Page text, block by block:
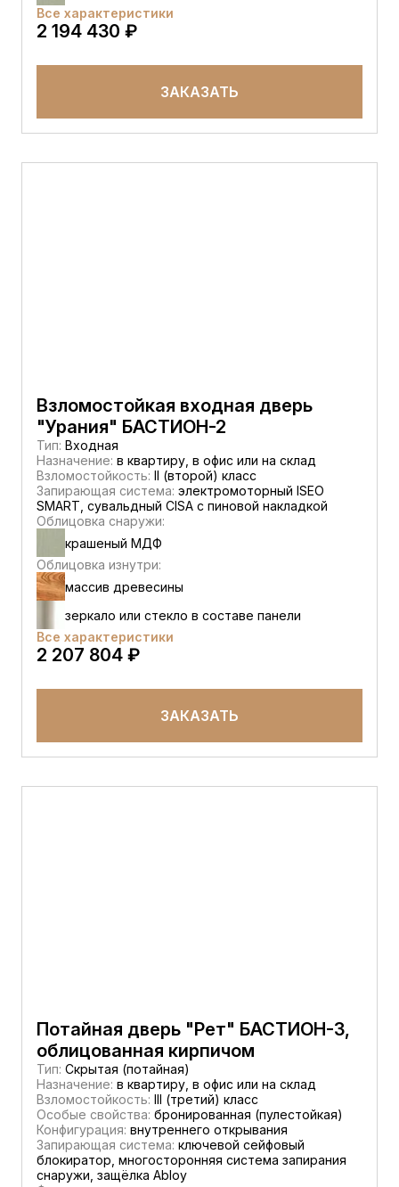
Все характеристики
2 194 430 ₽
ЗАКАЗАТЬ
Взломостойкая входная дверь
"Урания" БАСТИОН-2
Тип: Входная
Назначение: в квартиру, в офис или на склад
Взломостойкость: II (второй) класс
Запирающая система: электромоторный ISEO
SMART, сувальдный CISA c пиновой накладкой
Облицовка снаружи:
крашеный МДФ
Облицовка изнутри:
массив древесины
зеркало или стекло в составе панели
Все характеристики
2 207 804 ₽
ЗАКАЗАТЬ
Потайная дверь "Рет" БАСТИОН-3,
облицованная кирпичом
Тип: Скрытая (потайная)
Назначение: в квартиру, в офис или на склад
Взломостойкость: III (третий) класс
Особые свойства: бронированная (пулестойкая)
Конфигурация: внутреннего открывания
Запирающая система: ключевой сейфовый
блокиратор, многосторонняя система запирания
снаружи, защёлка Abloy